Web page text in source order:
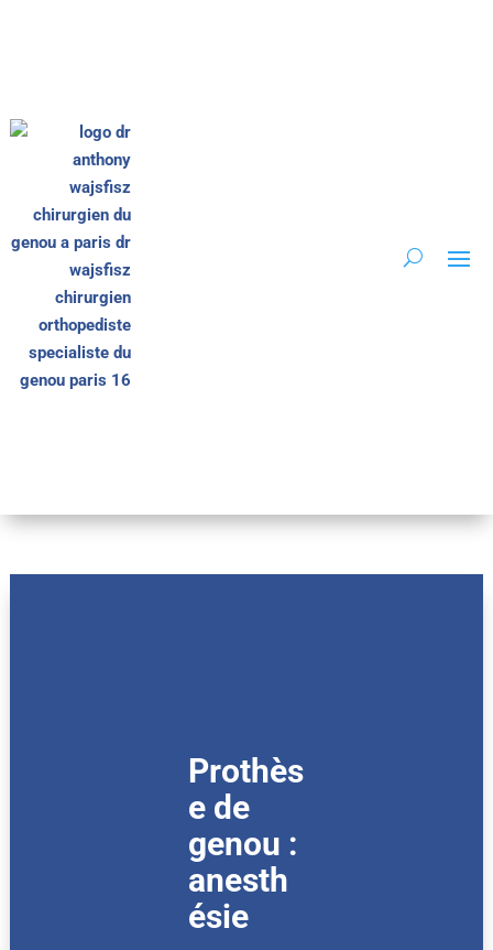
Prothès
e de
genou :
anesth
ésie